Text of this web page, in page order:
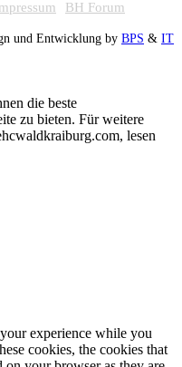
BH Forum
und Entwicklung by BPS & IT
die beste
zu bieten. Für weitere
lesen
experience while you
cookies, the cookies that